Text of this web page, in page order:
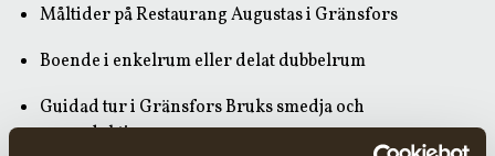
Måltider på Restaurang Augustas i Gränsfors
Boende i enkelrum eller delat dubbelrum
Guidad tur i Gränsfors Bruks smedja och
yxproduktion